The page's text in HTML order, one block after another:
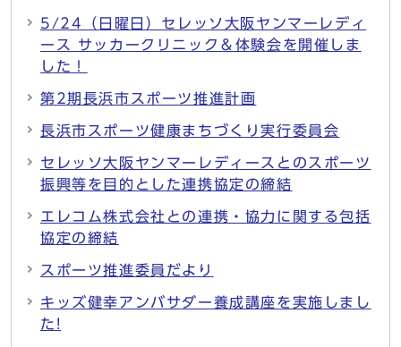
5/24（日曜日）セレッソ大阪ヤンマーレディ
ース サッカークリニック＆体験会を開催しま
した！
第2期長浜市スポーツ推進計画
長浜市スポーツ健康まちづくり実行委員会
セレッソ大阪ヤンマーレディースとのスポーツ
振興等を目的とした連携協定の締結
エレコム株式会社との連携・協力に関する包括
協定の締結
スポーツ推進委員だより
キッズ健幸アンバサダー養成講座を実施しまし
た!